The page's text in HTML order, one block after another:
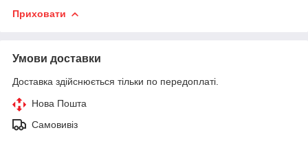
Приховати
Умови доставки
Доставка здійснюється тільки по передоплаті.
Нова Пошта
Самовивіз